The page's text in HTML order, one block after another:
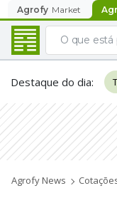
Agrofy Market
Destaque do dia:
Agrofy News